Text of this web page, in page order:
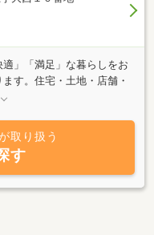
」「満足」な暮らしをお
す。住宅・土地・店舗・
の売買賃貸仲介管理及び
取り扱う
す